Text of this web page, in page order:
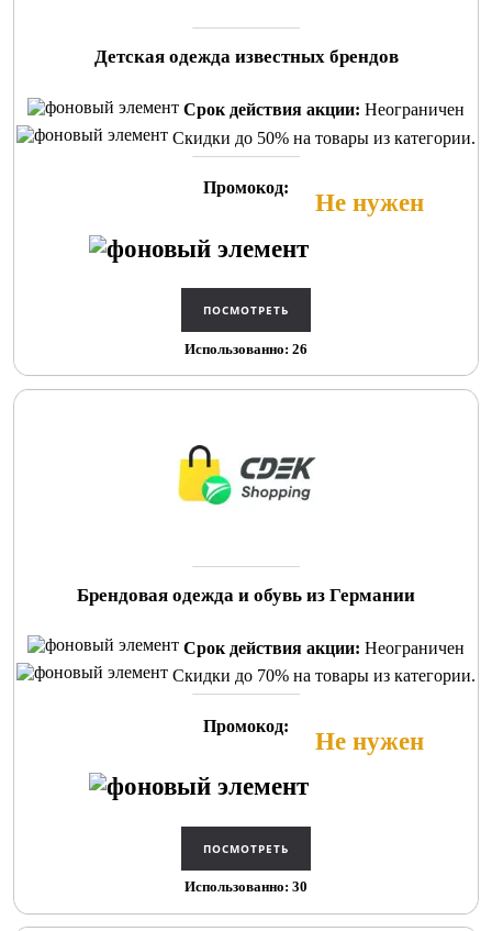
Детская одежда известных брендов
Срок действия акции: Неограничен
Скидки до 50% на товары из категории.
Промокод:
Не нужен
Использованно: 26
Брендовая одежда и обувь из Германии
Срок действия акции: Неограничен
Скидки до 70% на товары из категории.
Промокод:
Не нужен
Использованно: 30